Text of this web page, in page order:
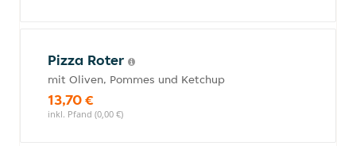
Pizza Roter
mit Oliven, Pommes und Ketchup
13,70 €
inkl. Pfand (0,00 €)